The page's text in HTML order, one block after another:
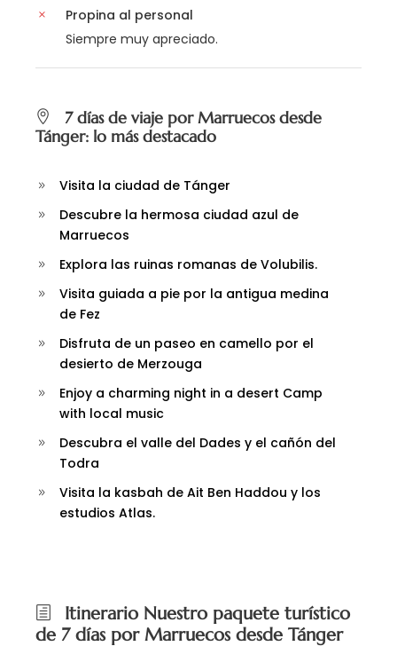
Propina al personal
Siempre muy apreciado.
7 días de viaje por Marruecos desde
Tánger: lo más destacado
Visita la ciudad de Tánger
Descubre la hermosa ciudad azul de
Marruecos
Explora las ruinas romanas de Volubilis.
Visita guiada a pie por la antigua medina
de Fez
Disfruta de un paseo en camello por el
desierto de Merzouga
Enjoy a charming night in a desert Camp
with local music
Descubra el valle del Dades y el cañón del
Todra
Visita la kasbah de Ait Ben Haddou y los
estudios Atlas.
Itinerario Nuestro paquete turístico
de 7 días por Marruecos desde Tánger